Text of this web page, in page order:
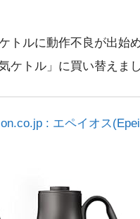
トルに動作不良が出始
ケトル」に買い替えまし
: エペイオス